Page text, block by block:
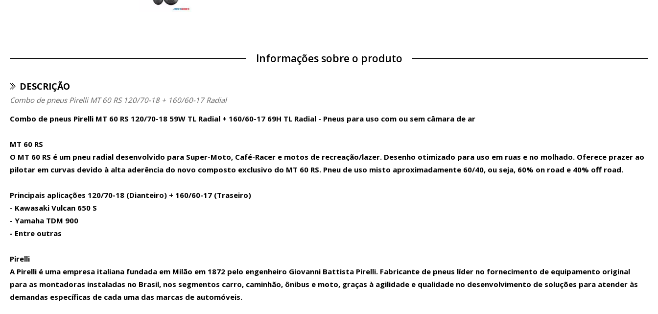
Informações sobre o produto
DESCRIÇÃO
Combo de pneus Pirelli MT 60 RS 120/70-18 + 160/60-17 Radial
Combo de pneus Pirelli MT 60 RS 120/70-18 59W TL Radial + 160/60-17 69H TL Radial - Pneus para uso com ou sem câmara de ar
MT 60 RS
O MT 60 RS é um pneu radial desenvolvido para Super-Moto, Café-Racer e motos de recreação/lazer. Desenho otimizado para uso em ruas e no molhado. Oferece prazer ao
pilotar em curvas devido à alta aderência do novo composto exclusivo do MT 60 RS. Pneu de uso misto aproximadamente 60/40, ou seja, 60% on road e 40% off road.
Principais aplicações 120/70-18 (Dianteiro) + 160/60-17 (Traseiro)
- Kawasaki Vulcan 650 S
- Yamaha TDM 900
- Entre outras
Pirelli
A Pirelli é uma empresa italiana fundada em Milão em 1872 pelo engenheiro Giovanni Battista Pirelli. Fabricante de pneus líder no fornecimento de equipamento original
para as montadoras instaladas no Brasil, nos segmentos carro, caminhão, ônibus e moto, graças à agilidade e qualidade no desenvolvimento de soluções para atender às
demandas específicas de cada uma das marcas de automóveis.